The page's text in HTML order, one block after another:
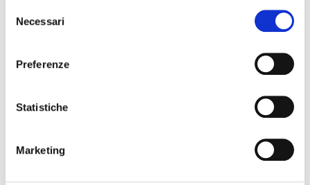
delNecessari
Preferenze
Statistiche
Marketing